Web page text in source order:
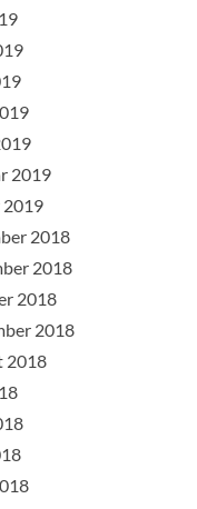
2019
2019
2018
2018
2018
2018
2018